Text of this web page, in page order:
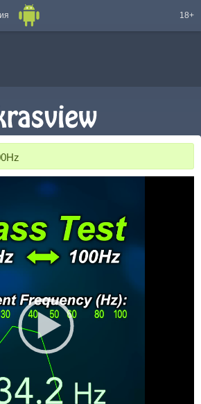
18+